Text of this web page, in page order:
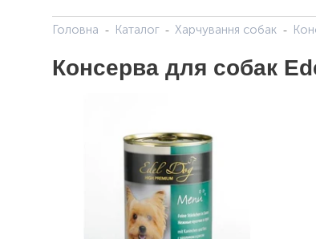
Головна Каталог Харчування собак
Консерва для собак